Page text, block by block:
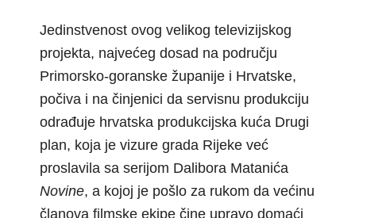
Jedinstvenost ovog velikog televizijskog
projekta, najvećeg dosad na području
Primorsko-goranske županije i Hrvatske,
počiva i na činjenici da servisnu produkciju
odrađuje hrvatska produkcijska kuća Drugi
plan, koja je vizure grada Rijeke već
proslavila sa serijom Dalibora Matanića
Novine, a kojoj je pošlo za rukom da većinu
članova filmske ekipe čine upravo domaći